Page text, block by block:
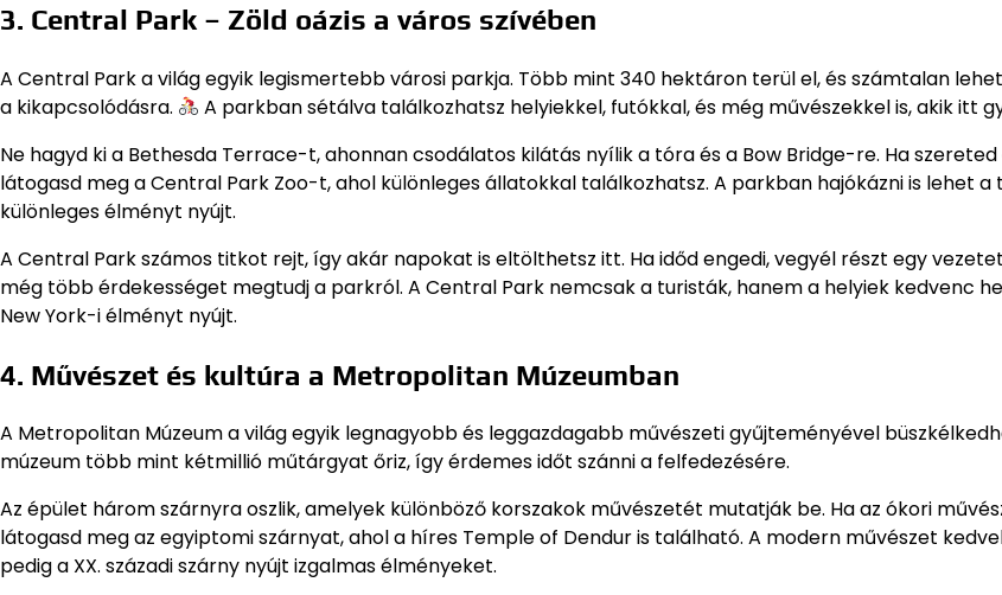
3. Central Park – Zöld oázis a város szívében
A Central Park a világ egyik legismertebb városi parkja. Több mint 340 hektáron terül el, és számtalan
a kikapcsolódásra.
A parkban sétálva találkozhatsz helyiekkel, futókkal, és még művészekkel is, akik itt
Ne hagyd ki a Bethesda Terrace-t, ahonnan csodálatos kilátás nyílik a tóra és a Bow Bridge-re. Ha
látogasd meg a Central Park Zoo-t, ahol különleges állatokkal találkozhatsz. A parkban hajókázni is lehet a
különleges élményt nyújt.
A Central Park számos titkot rejt, így akár napokat is eltölthetsz itt. Ha időd engedi, vegyél részt egy
még több érdekességet megtudj a parkról. A Central Park nemcsak a turisták, hanem a helyiek kedvenc
New York-i élményt nyújt.
4. Művészet és kultúra a Metropolitan Múzeumban
A Metropolitan Múzeum a világ egyik legnagyobb és leggazdagabb művészeti gyűjteményével
múzeum több mint kétmillió műtárgyat őriz, így érdemes időt szánni a felfedezésére.
Az épület három szárnyra oszlik, amelyek különböző korszakok művészetét mutatják be. Ha az ókori
látogasd meg az egyiptomi szárnyat, ahol a híres Temple of Dendur is található. A modern művészet
pedig a XX. századi szárny nyújt izgalmas élményeket.